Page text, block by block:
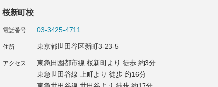
桜新町校
03-3425-4711
東京都世田谷区新町3-23-5
東急田園都市線 桜新町より 徒歩 約3分
東急世田谷線 上町より 徒歩 約16分